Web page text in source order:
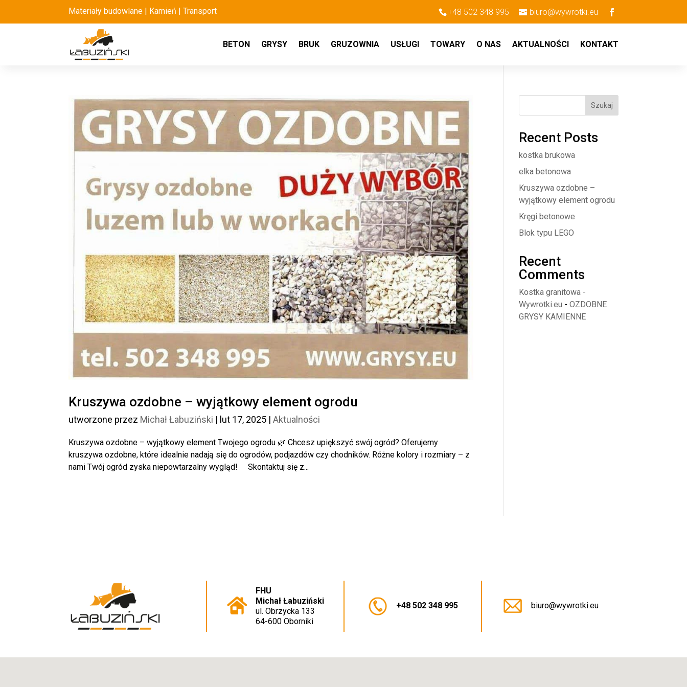
Materiały budowlane | Kamień | Transport +48 502 348 995 biuro@wywrotki.eu
BETON GRYSY BRUK GRUZOWNIA USŁUGI TOWARY O NAS AKTUALNOŚCI KONTAKT
Kruszywa ozdobne – wyjątkowy element ogrodu
utworzone przez Michał Łabuziński | lut 17, 2025 |Aktualności
Kruszywa ozdobne – wyjątkowy element Twojego ogrodu 🌿 Chcesz upiększyć swój ogród? Oferujemy
kruszywa ozdobne, które idealnie nadają się do ogrodów, podjazdów czy chodników. Różne kolory i rozmiary – z
nami Twój ogród zyska niepowtarzalny wygląd! ⠀ Skontaktuj się z...
Szukaj
Recent Posts
kostka brukowa
elka betonowa
Kruszywa ozdobne –
wyjątkowy element ogrodu
Kręgi betonowe
Blok typu LEGO
Recent
Comments
Kostka granitowa -
Wywrotki.eu -OZDOBNE
GRYSY KAMIENNE
FHU
Michał Łabuziński
ul. Obrzycka 133
64-600 Oborniki
+48 502 348 995 biuro@wywrotki.eu